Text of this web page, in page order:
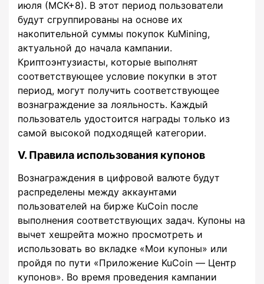
июля (МСК+8). В этот период пользователи
будут сгруппированы на основе их
накопительной суммы покупок KuMining,
актуальной до начала кампании.
Криптоэнтузиасты, которые выполнят
соответствующее условие покупки в этот
период, могут получить соответствующее
вознаграждение за лояльность. Каждый
пользователь удостоится награды только из
самой высокой подходящей категории.
V. Правила использования купонов
Вознаграждения в цифровой валюте будут
распределены между аккаунтами
пользователей на бирже KuCoin после
выполнения соответствующих задач. Купоны на
вычет хешрейта можно просмотреть и
использовать во вкладке «Мои купоны» или
пройдя по пути «Приложение KuCoin — Центр
купонов». Во время проведения кампании